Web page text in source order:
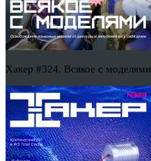
Хакер #324. Всякое с моделями